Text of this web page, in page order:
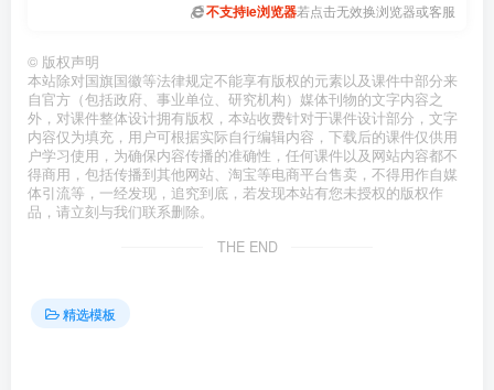
不支持ie浏览器若点击无效换浏览器或客服
© 版权声明
本站除对国旗国徽等法律规定不能享有版权的元素以及课件中部分来
自官方（包括政府、事业单位、研究机构）媒体刊物的文字内容之
外，对课件整体设计拥有版权，本站收费针对于课件设计部分，文字
内容仅为填充，用户可根据实际自行编辑内容，下载后的课件仅供用
户学习使用，为确保内容传播的准确性，任何课件以及网站内容都不
得商用，包括传播到其他网站、淘宝等电商平台售卖，不得用作自媒
体引流等，一经发现，追究到底，若发现本站有您未授权的版权作
品，请立刻与我们联系删除。
THE END
精选模板